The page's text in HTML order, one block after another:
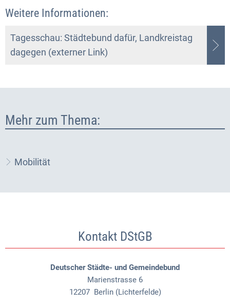
Weitere Informationen:
Tagesschau: Städtebund dafür, Landkreistag
dagegen (externer Link)
Mehr zum Thema:
Mobilität
Kontakt DStGB
Deutscher Städte- und Gemeindebund
Marienstrasse 6
12207 Berlin (Lichterfelde)